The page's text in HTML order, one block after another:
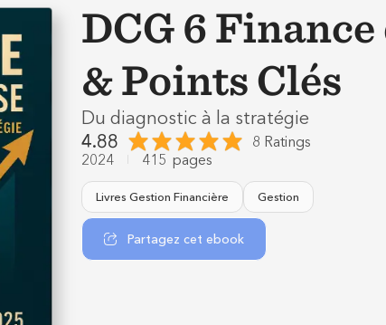
DCG 6
& Points Clés
Du diagnostic à la stratégie
4.88
8 Ratings
2024
415 pages
Livres Gestion Financière Gestion
Partagez cet ebook